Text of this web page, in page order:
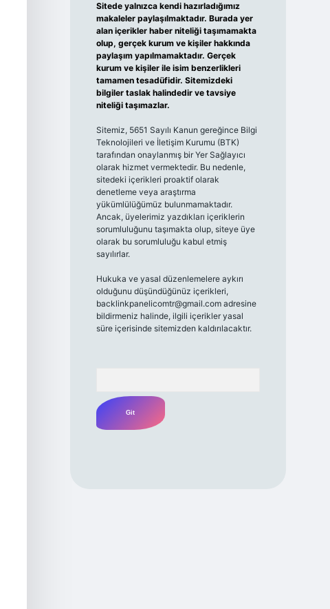
Sitede yalnızca kendi hazırladığımız
makaleler paylaşılmaktadır. Burada yer
alan içerikler haber niteliği taşımamakta
olup, gerçek kurum ve kişiler hakkında
paylaşım yapılmamaktadır. Gerçek
kurum ve kişiler ile isim benzerlikleri
tamamen tesadüfidir. Sitemizdeki
bilgiler taslak halindedir ve tavsiye
niteliği taşımazlar.
Sitemiz, 5651 Sayılı Kanun gereğince Bilgi
Teknolojileri ve İletişim Kurumu (BTK)
tarafından onaylanmış bir Yer Sağlayıcı
olarak hizmet vermektedir. Bu nedenle,
sitedeki içerikleri proaktif olarak
denetleme veya araştırma
yükümlülüğümüz bulunmamaktadır.
Ancak, üyelerimiz yazdıkları içeriklerin
sorumluluğunu taşımakta olup, siteye üye
olarak bu sorumluluğu kabul etmiş
sayılırlar.
Hukuka ve yasal düzenlemelere aykırı
olduğunu düşündüğünüz içerikleri,
backlinkpanelicomtr@gmail.comadresine
bildirmeniz halinde, ilgili içerikler yasal
süre içerisinde sitemizden kaldırılacaktır.